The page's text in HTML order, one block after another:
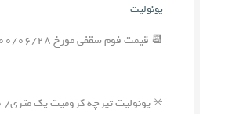
یونولیت
📆 قیمت فوم سقفی مورخ ۰۰/۰۶/۲۸